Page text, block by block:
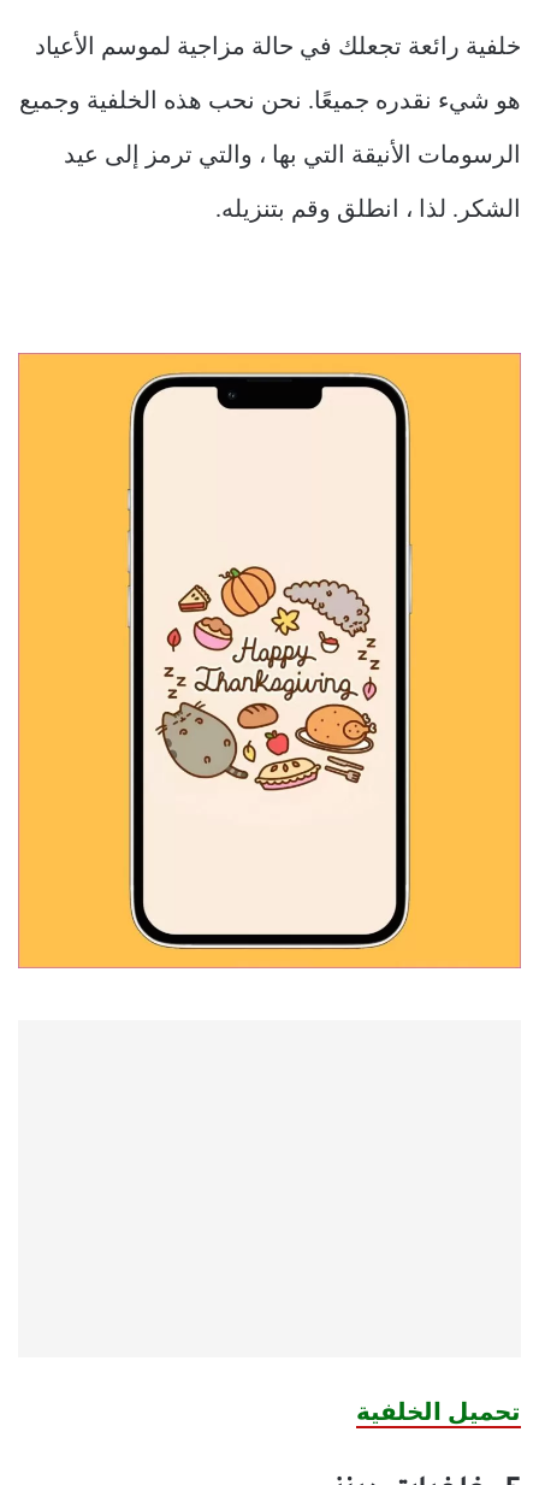
خلفية رائعة تجعلك في حالة مزاجية لموسم الأعياد
هو شيء نقدره جميعًا. نحن نحب هذه الخلفية وجميع
الرسومات الأنيقة التي بها ، والتي ترمز إلى عيد
الشكر. لذا ، انطلق وقم بتنزيله.
تحميل الخلفية